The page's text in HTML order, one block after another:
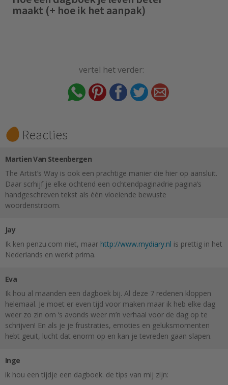
maakt (+ hoe ik het aanpak)
vertel het verder:
Reacties
Martien Van Steenbergen
The Artist’s Way is ook een prachtige manier die hier op aansluit.
Daar scrhijf je elke ochtend een ochtendpaginadrie pagina’s
handgeschreven tekst als één vloeiende bewuste
woordenstroom.
Jay
Ik ken penzu.com niet, maar http://www.mydiary.nl is prettig in het
Nederlands en werkt prima.
Eva
Ik hou al maanden een dagboek bij. Al deze 7 redenen kloppen
helemaal. Je moet er even tijd voor maken maar ik heb elke dag
weer zo zin om ‘s avonds weer m’n verhaal voor de dag op te
schrijven! En als je je frustraties, emoties en geluksmomenten
hebt geuit, lucht dat enorm op en kan je tevreden gaan slapen.
Inge
ik hou een tijdje een dagboek. de tips van mij zijn: